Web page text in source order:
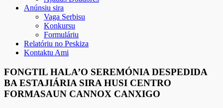
Anúnsiu sira
Vaga Serbisu
Konkursu
Formuláriu
Relatóriu no Peskiza
Kontaktu Ami
FONGTIL HALA’O SEREMÓNIA DESPEDIDA
BA ESTAJIÁRIA SIRA HUSI CENTRO
FORMASAUN CANNOX CANXIGO